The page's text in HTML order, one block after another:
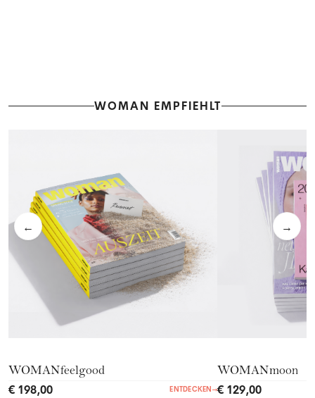
WOMAN EMPFIEHLT
← →
WOMANfeelgood
€ 198,00 ENTDECKEN →
WOMANmoon
€ 129,00